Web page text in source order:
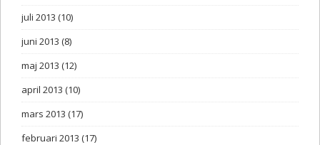
juli 2013 (10)
juni 2013 (8)
maj 2013 (12)
april 2013 (10)
mars 2013 (17)
februari 2013 (17)